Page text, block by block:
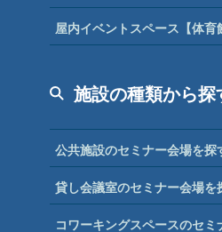
屋内イベントスペース【体
施設の種類から探
公共施設のセミナー会場を探
貸し会議室のセミナー会場を
コワーキングスペースのセミ